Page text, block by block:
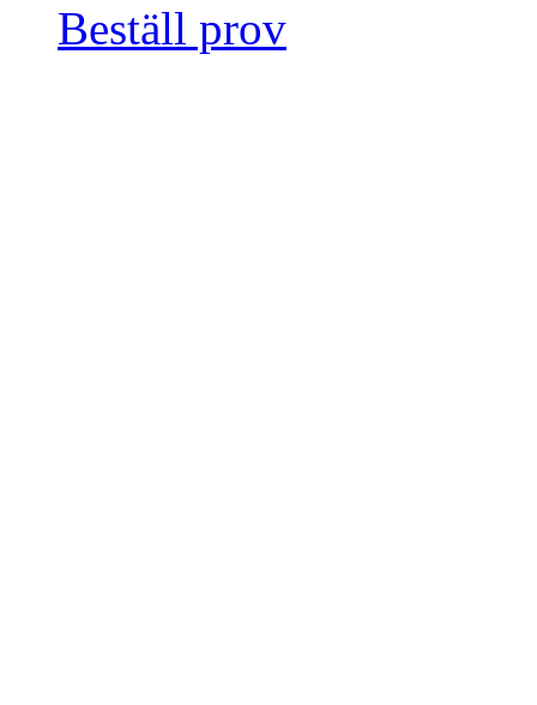
Beställ prov